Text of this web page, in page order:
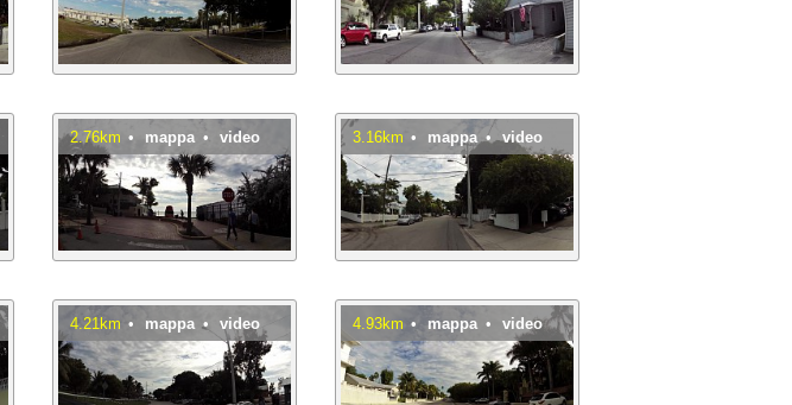
2.76km • mappa•video 3.16km • mappa•video
4.21km • mappa •video 4.93km •mappa •video